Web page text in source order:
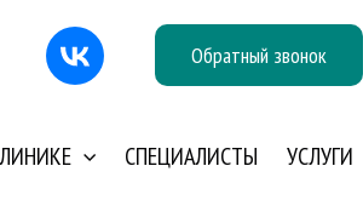
Обратный звонок
СПЕЦИАЛИСТЫ УСЛУГИ